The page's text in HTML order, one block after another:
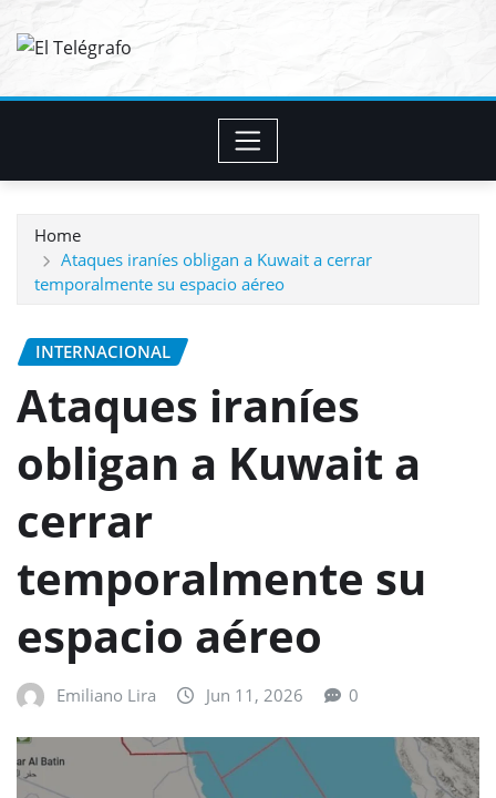
Home
Ataques iraníes obligan a Kuwait a cerrar
temporalmente su espacio aéreo
INTERNACIONAL
Ataques iraníes
obligan a Kuwait a
cerrar
temporalmente su
espacio aéreo
Emiliano Lira Jun 11, 2026 0